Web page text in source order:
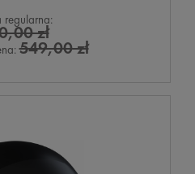
regularna:
zł
549,00 zł